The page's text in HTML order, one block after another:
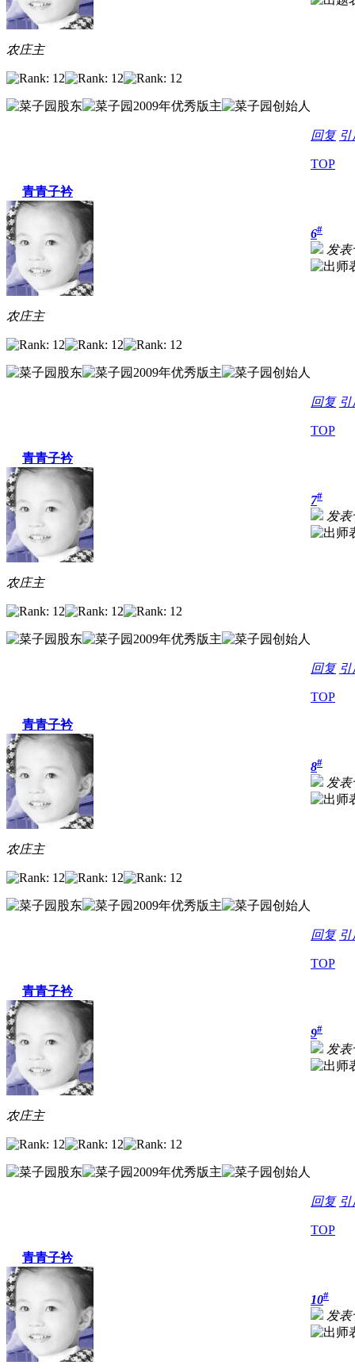
农庄主
回复
TOP
青青子衿
农庄主
6#
发表
回复
TOP
青青子衿
农庄主
7#
发表
回复
TOP
青青子衿
农庄主
8#
发表
回复
TOP
青青子衿
农庄主
9#
发表
回复
TOP
青青子衿
10#
发表